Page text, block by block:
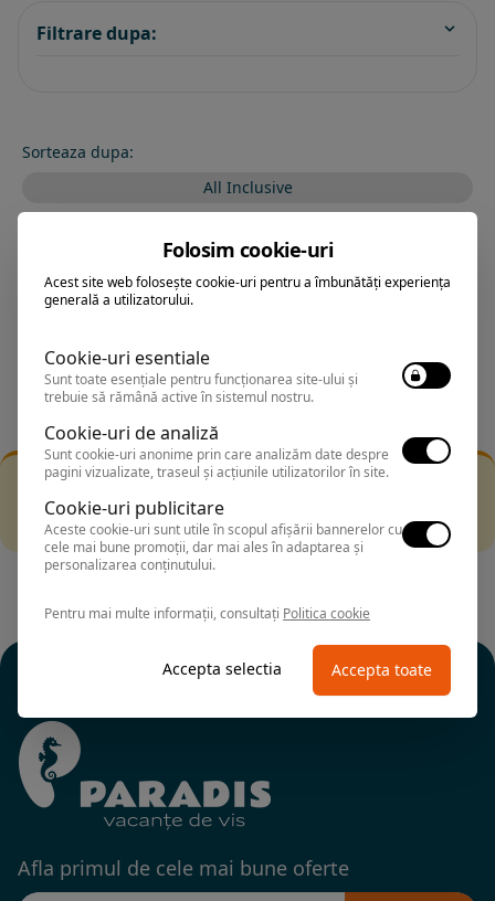
Filtrare dupa:
Sorteaza dupa:
All Inclusive
Filtrarea nu a returnat niciun rezultat
Incearca sa folosesti o cautarea mai generala sau alege
alte fitre.
Afla primul de cele mai bune oferte
Folosim cookie-uri
Acest site web folosește cookie-uri pentru a îmbunătăți experiența
generală a utilizatorului.
Cookie-uri esentiale
Sunt toate esențiale pentru funcționarea site-ului și
trebuie să rămână active în sistemul nostru.
Cookie-uri de analiză
Sunt cookie-uri anonime prin care analizăm date despre
pagini vizualizate, traseul și acțiunile utilizatorilor în site.
Cookie-uri publicitare
Aceste cookie-uri sunt utile în scopul afișării bannerelor cu
cele mai bune promoții, dar mai ales în adaptarea și
personalizarea conținutului.
Pentru mai multe informații, consultați Politica cookie
Accepta selectia Accepta toate